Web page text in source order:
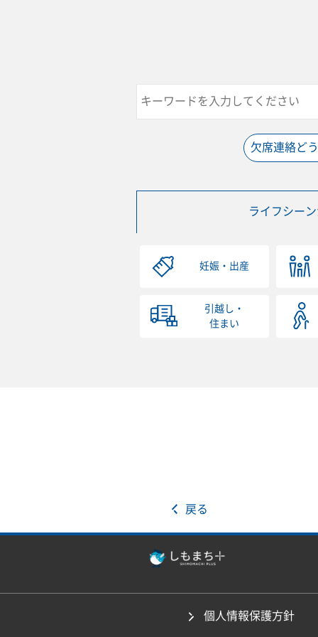
欠席連絡ど
ライフシー
妊娠・出産
引越し・
住まい
戻る
個人情報保護方針